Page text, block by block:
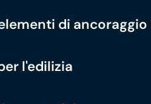
di ancoraggio
l'edilizia